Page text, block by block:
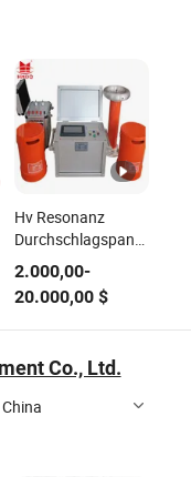
Hv Resonanz
Set AC Hipot Prüfer
variable Frequenz
Serienresonanz
Prüfgerät System
Serienresonanz
2.000,00-
20.000,00$
Co., Ltd.